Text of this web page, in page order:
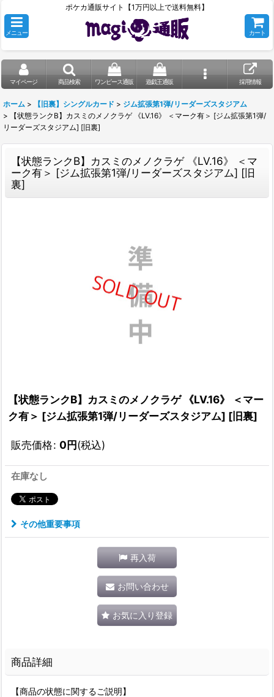
ポケカ通販サイト【1万円以上で送料無料】
メニュー カート
マイページ 商品検索 ワンピース通販 遊戯王通販 採用情報
ホーム > 【旧裏】シングルカード > ジム拡張第1弾/リーダーズスタジアム
>
【状態ランクB】カスミのメノクラゲ 《LV.16》 ＜マーク有＞ [ジム拡張第1弾/
リーダーズスタジアム] [旧裏]
【状態ランクB】カスミのメノクラゲ 《LV.16》 ＜マ
ーク有＞ [ジム拡張第1弾/リーダーズスタジアム] [旧
裏]
【状態ランクB】カスミのメノクラゲ 《LV.16》 ＜マー
ク有＞ [ジム拡張第1弾/リーダーズスタジアム] [旧裏]
販売価格: 0円(税込)
在庫なし
その他重要事項
再入荷
お問い合わせ
お気に入り登録
商品詳細
【商品の状態に関するご説明】